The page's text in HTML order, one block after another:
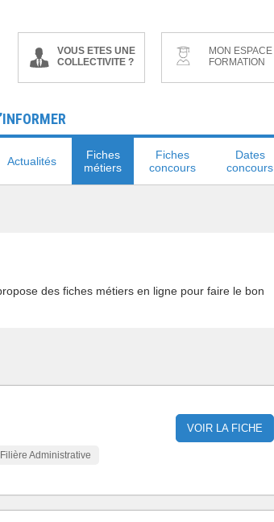
VOUS ETES UNE
COLLECTIVITE ?
MON ESPACE
FORMATION
Actualités
Fiches
métiers
Fiches
concours
Dates
concours
des fiches métiers en ligne pour faire le bon
Filière Administrative
VOIR LA FICHE